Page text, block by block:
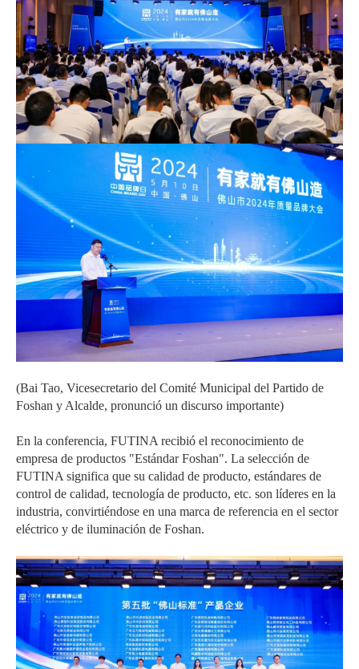
(Bai Tao, Vicesecretario del Comité Municipal del Partido de
Foshan y Alcalde, pronunció un discurso importante)
En la conferencia, FUTINA recibió el reconocimiento de
empresa de productos "Estándar Foshan". La selección de
FUTINA significa que su calidad de producto, estándares de
control de calidad, tecnología de producto, etc. son líderes en la
industria, convirtiéndose en una marca de referencia en el sector
eléctrico y de iluminación de Foshan.